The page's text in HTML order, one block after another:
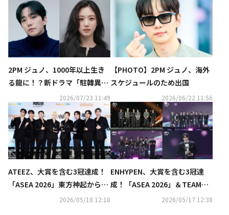
2PM ジュノ、1000年以上生き
る龍に！？新ドラマ「駐韓異国
大使館」でホン・ファヨンと神
秘的なロマンスを披露
2026/07/23 11:49
【PHOTO】2PM ジュノ、海外
スケジュールのため出国
2026/06/22 11:56
ATEEZ、大賞を含む3冠達成！
「ASEA 2026」東方神起からHe
arts2Hearts、生田斗真まで
2026/05/18 12:18
ENHYPEN、大賞を含む3冠達
成！「ASEA 2026」＆TEAMか
らALPHA DRIVE ONEまで続々
2026/05/17 12:38